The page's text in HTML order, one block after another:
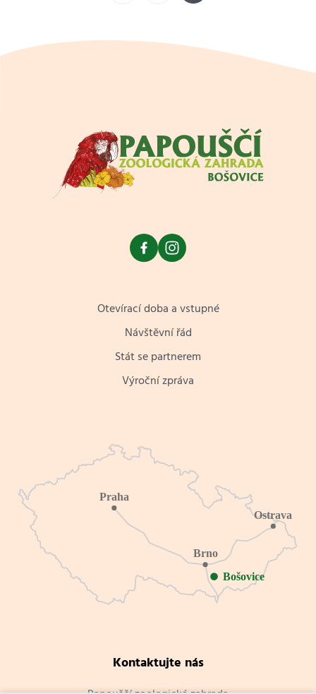
Otevírací doba a vstupné
Návštěvní řád
Stát se partnerem
Výroční zpráva
Kontaktujte nás